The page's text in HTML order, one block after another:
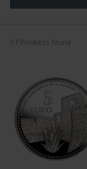
57 Products found